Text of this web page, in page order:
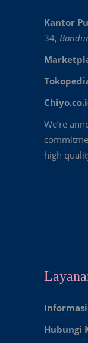
Kantor
34,
We’re
high
Hubungi